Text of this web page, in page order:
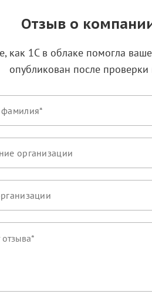
Отзыв о
как 1С в облаке помогла
опубликован после